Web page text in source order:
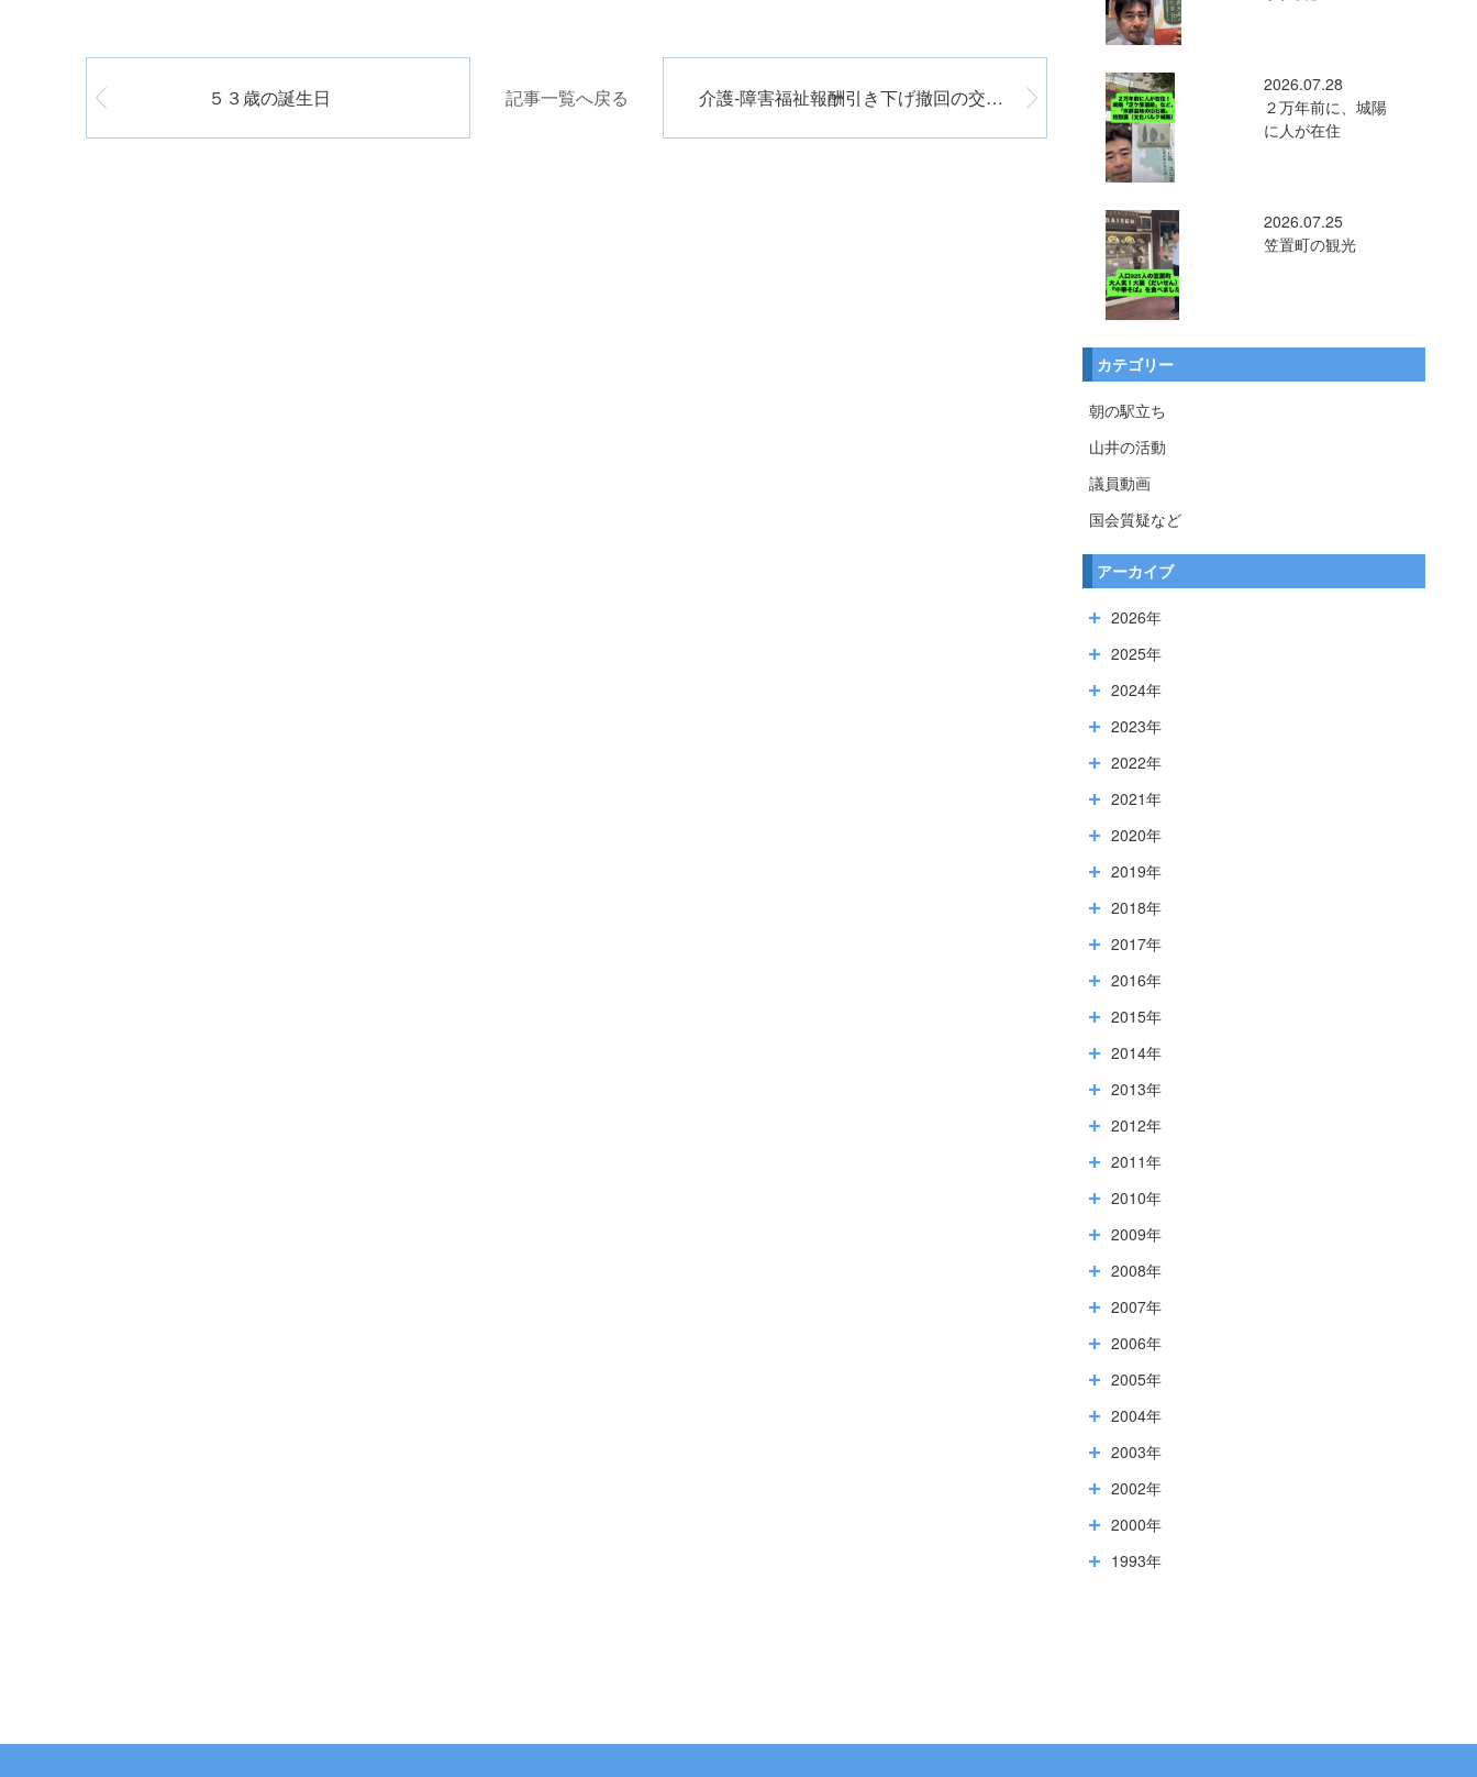
５３歳の誕生日 記事一覧へ戻る 介護-障害福祉報酬引き下げ撤回の交渉 ー厚労省にてー
2026.07.28
２万年前に、城陽
に人が在住
2026.07.25
笠置町の観光
カテゴリー
朝の駅立ち
山井の活動
議員動画
国会質疑など
アーカイブ
2026年
2025年
2024年
2023年
2022年
2021年
2020年
2019年
2018年
2017年
2016年
2015年
2014年
2013年
2012年
2011年
2010年
2009年
2008年
2007年
2006年
2005年
2004年
2003年
2002年
2000年
1993年